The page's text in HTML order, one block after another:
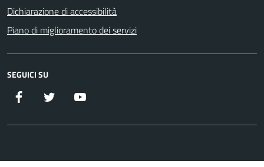
Dichiarazione di accessibilità
Piano di miglioramento dei servizi
SEGUICI SU
Facebook Twitter